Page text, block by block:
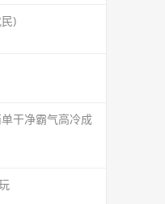
)
干净霸气高冷成